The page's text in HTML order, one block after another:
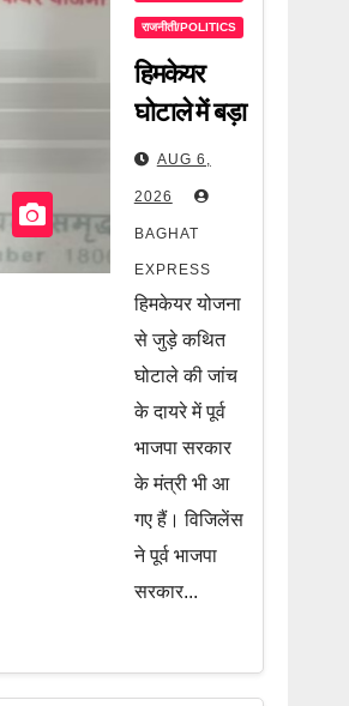
राजनीती/POLITICS
हिमकेयर
घोटाले में बड़ा
खुलासा! अब
पूर्व भाजपा
सरकार के दो
मंत्री भी जांच
के घेरे में, जानें
पूरी खबर
AUG 6,
2026
BAGHAT
EXPRESS
हिमकेयर योजना
से जुड़े कथित
घोटाले की जांच
के दायरे में पूर्व
भाजपा सरकार
के मंत्री भी आ
गए हैं। विजिलेंस
ने पूर्व भाजपा
सरकार...